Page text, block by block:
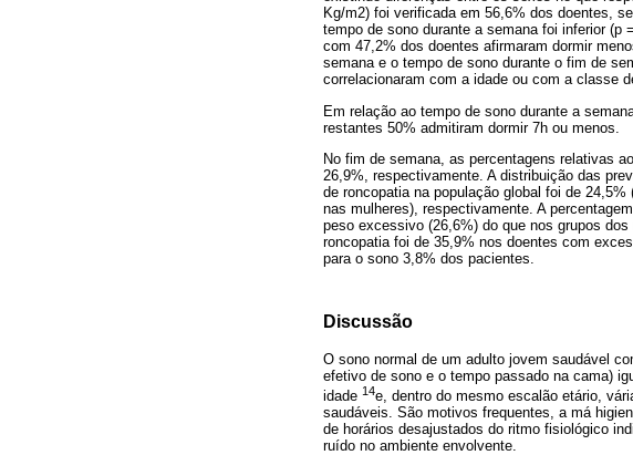
Kg/m2) foi verificada em 56,6% dos doentes,
tempo de sono durante a semana foi inferior
com 47,2% dos doentes afirmaram dormir
semana e o tempo de sono durante o fim de
correlacionaram com a idade ou com a classe
Em relação ao tempo de sono durante a
restantes 50% admitiram dormir 7h ou menos.
No fim de semana, as percentagens relativas
26,9%, respectivamente. A distribuição das
de roncopatia na população global foi de
nas mulheres), respectivamente. A
peso excessivo (26,6%) do que nos grupos
roncopatia foi de 35,9% nos doentes com
para o sono 3,8% dos pacientes.
Discussão
O sono normal de um adulto jovem saudável
efetivo de sono e o tempo passado na cama)
idade 14e, dentro do mesmo escalão etário,
saudáveis. São motivos frequentes, a má
de horários desajustados do ritmo fisiológico
ruído no ambiente envolvente.